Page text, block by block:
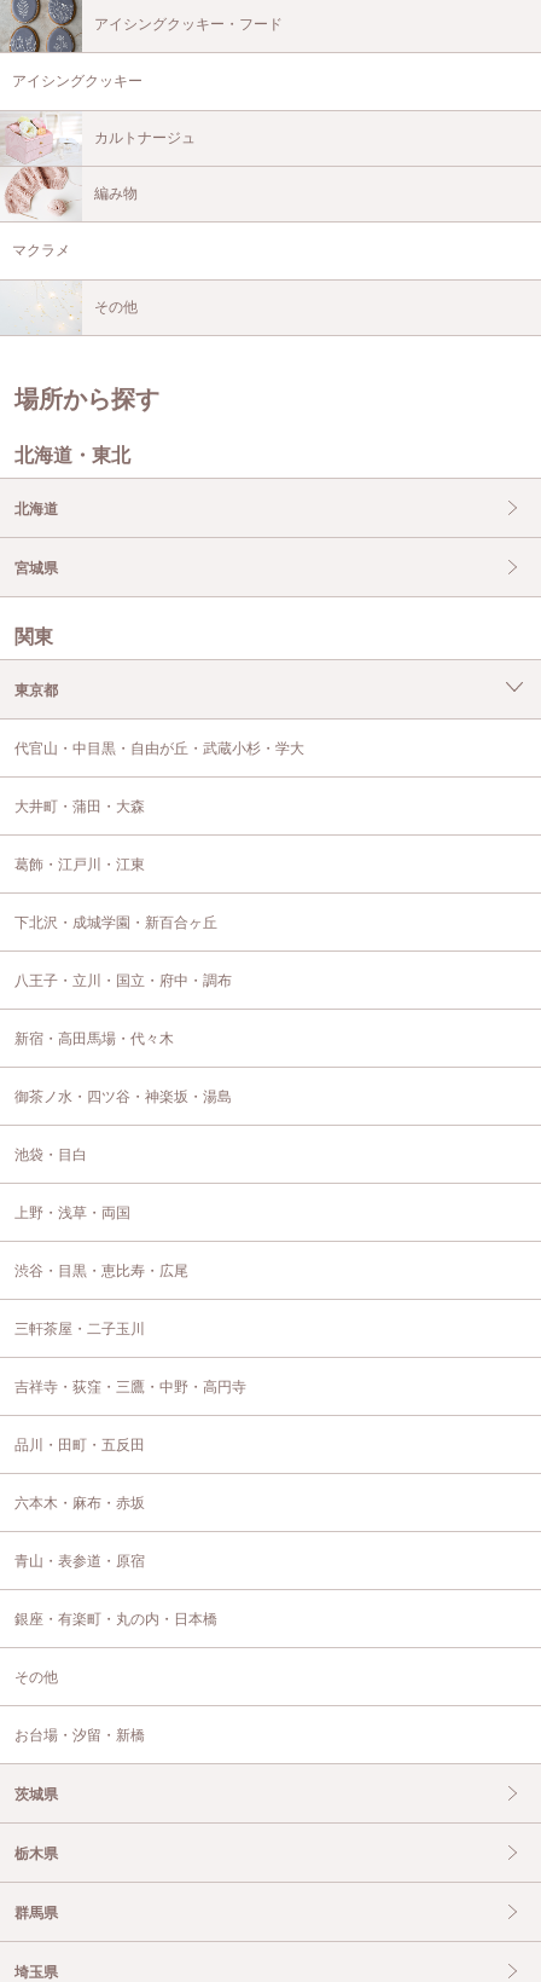
アイシングクッキー・フード
アイシングクッキー
カルトナージュ
編み物
マクラメ
その他
場所から探す
北海道・東北
北海道
宮城県
関東
東京都
代官山・中目黒・自由が丘・武蔵小杉・学大
大井町・蒲田・大森
葛飾・江戸川・江東
下北沢・成城学園・新百合ヶ丘
八王子・立川・国立・府中・調布
新宿・高田馬場・代々木
御茶ノ水・四ツ谷・神楽坂・湯島
池袋・目白
上野・浅草・両国
渋谷・目黒・恵比寿・広尾
三軒茶屋・二子玉川
吉祥寺・荻窪・三鷹・中野・高円寺
品川・田町・五反田
六本木・麻布・赤坂
青山・表参道・原宿
銀座・有楽町・丸の内・日本橋
その他
お台場・汐留・新橋
茨城県
栃木県
群馬県
埼玉県